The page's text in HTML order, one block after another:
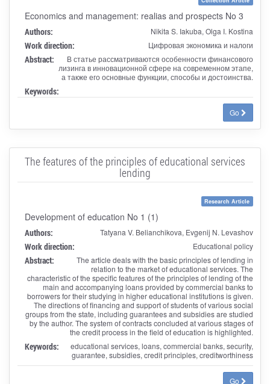
Economics and management: realias and prospects No 3
Authors: Nikita S. Iakuba, Olga I. Kostina
Work direction: Цифровая экономика и налоги
Abstract:
В статье рассматриваются особенности финансового
лизинга в инновационной сфере на современном этапе,
а также его основные функции, способы и достоинства.
Keywords:
Go
The features of the principles of educational services
lending
Research Article
Development of education No 1 (1)
Authors: Tatyana V. Belianchikova, Evgenij N. Levashov
Work direction: Educational policy
Abstract:
The article deals with the basic principles of lending in
relation to the market of educational services. The
characteristic of the specific features of the principles of lending of the
main and accompanying loans provided by commercial banks to
borrowers for their studying in higher educational institutions is given.
The directions of financing and support of students of various social
groups from the state, including guarantees and subsidies are studied
by the author. The system of contracts concluded at various stages of
the credit process in the field of education is highlighted.
Keywords:
educational services, loans, commercial banks, security,
guarantee, subsidies, credit principles, creditworthiness
Go